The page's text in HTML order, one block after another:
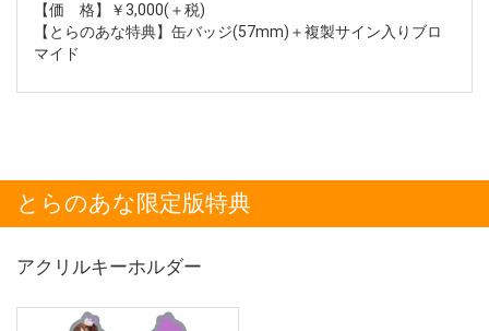
【価 格】￥3,000(＋税)
【とらのあな特典】缶バッジ(57mm)＋複製サイン入りブロ
マイド
とらのあな限定版特典
アクリルキーホルダー